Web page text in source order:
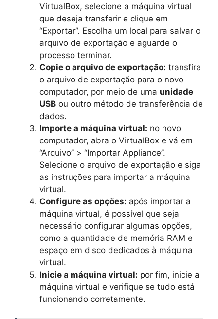
VirtualBox, selecione a máquina virtual
que deseja transferir e clique em
“Exportar”. Escolha um local para salvar o
arquivo de exportação e aguarde o
processo terminar.
Copie o arquivo de exportação: transfira
o arquivo de exportação para o novo
computador, por meio de uma unidade
USB ou outro método de transferência de
dados.
Importe a máquina virtual: no novo
computador, abra o VirtualBox e vá em
“Arquivo” > “Importar Appliance”.
Selecione o arquivo de exportação e siga
as instruções para importar a máquina
virtual.
Configure as opções: após importar a
máquina virtual, é possível que seja
necessário configurar algumas opções,
como a quantidade de memória RAM e
espaço em disco dedicados à máquina
virtual.
Inicie a máquina virtual: por fim, inicie a
máquina virtual e verifique se tudo está
funcionando corretamente.